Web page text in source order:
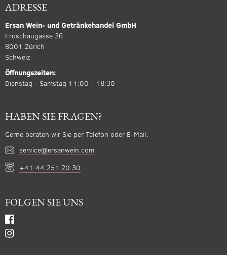
ADRESSE
Ersan Wein- und Getränkehandel GmbH
Froschaugasse 26
8001 Zürich
Schweiz
Öffnungszeiten:
Dienstag - Samstag 11:00 - 18:30
HABEN SIE FRAGEN?
Gerne beraten wir Sie per Telefon oder E-Mail.
service@ersanwein.com
+41 44 251 20 30
FOLGEN SIE UNS